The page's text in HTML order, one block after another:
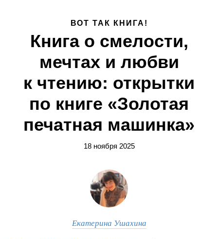
ВОТ ТАК КНИГА!
Книга о смелости,
мечтах и любви
к чтению: открытки
по книге «Золотая
печатная машинка»
18 ноября 2025
Екатерина Ушахина